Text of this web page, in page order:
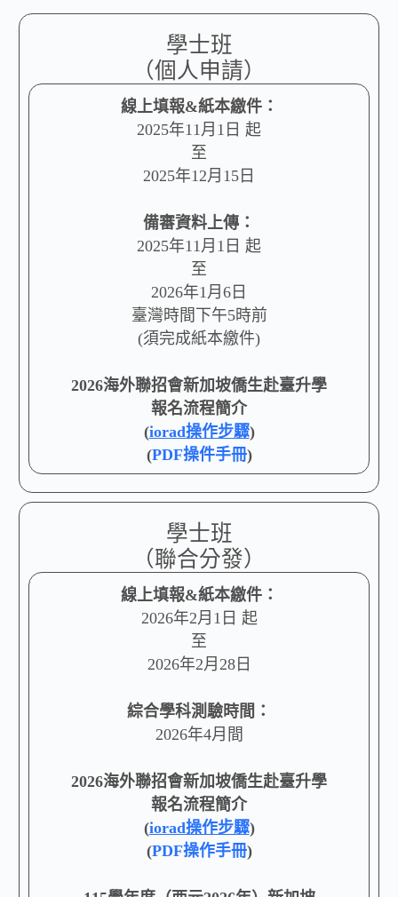
學士班
（個人申請）
線上填報&紙本繳件：
2025年11月1日 起
至
2025年12月15日
備審資料上傳：
2025年11月1日 起
至
2026年1月6日
臺灣時間下午5時前
(須完成紙本繳件)
2026海外聯招會新加坡僑生赴臺升學
報名流程簡介
(iorad操作步驟)
(PDF操件手冊)
學士班
（聯合分發）
線上填報&紙本繳件：
2026年2月1日 起
至
2026年2月28日
綜合學科測驗時間：
2026年4月間
2026海外聯招會新加坡僑生赴臺升學
報名流程簡介
(iorad操作步驟)
(PDF操作手冊)